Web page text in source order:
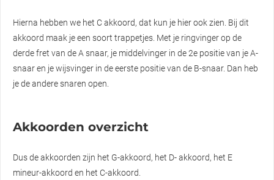
Hierna hebben we het C akkoord, dat kun je hier ook zien. Bij dit
akkoord maak je een soort trappetjes. Met je ringvinger op de
derde fret van de A snaar, je middelvinger in de 2e positie van je A-
snaar en je wijsvinger in de eerste positie van de B-snaar. Dan heb
je de andere snaren open.
Akkoorden overzicht
Dus de akkoorden zijn het G-akkoord, het D- akkoord, het E
mineur-akkoord en het C-akkoord.